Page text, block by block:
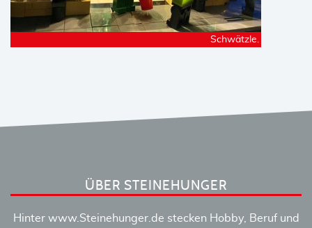
Schwätzle.
ÜBER STEINEHUNGER
Hinter www.Steinehunger.de stecken Hobby, Beruf und